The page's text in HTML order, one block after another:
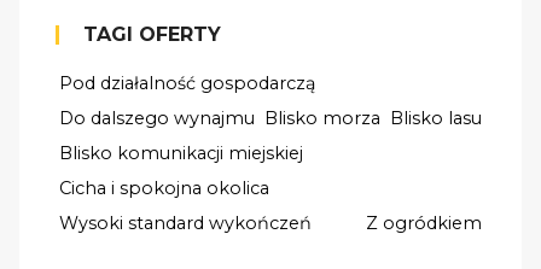
TAGI OFERTY
Pod działalność gospodarczą
Do dalszego wynajmu
Blisko morza
Blisko lasu
Blisko komunikacji miejskiej
Cicha i spokojna okolica
Wysoki standard wykończeń
Z ogródkiem